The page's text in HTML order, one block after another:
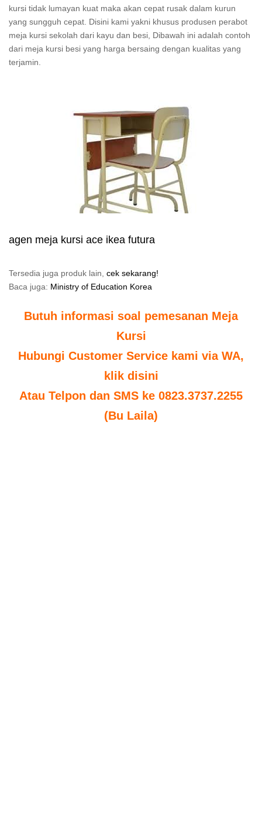
kursi tidak lumayan kuat maka akan cepat rusak dalam kurun
yang sungguh cepat. Disini kami yakni khusus produsen perabot
meja kursi sekolah dari kayu dan besi, Dibawah ini adalah contoh
dari meja kursi besi yang harga bersaing dengan kualitas yang
terjamin.
agen meja kursi ace ikea futura
Tersedia juga produk lain, cek sekarang!
Baca juga: Ministry of Education Korea
Butuh informasi soal pemesanan Meja
Kursi
Hubungi Customer Service kami via WA,
klik disini
Atau Telpon dan SMS ke 0823.3737.2255
(Bu Laila)